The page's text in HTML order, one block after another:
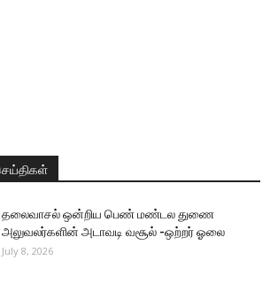
தலைவாசல் ஒன்றிய பெண் மண்டல துணை
அலுவலர்களின் அடாவடி வசூல் -ஒற்றர் ஓலை
July 8, 2026